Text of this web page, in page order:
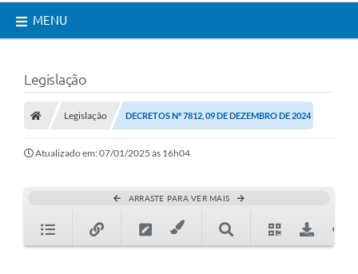
MENU
Legislação
Legislação DECRETOS Nº 7812, 09 DE DEZEMBRO DE 2024
Atualizado em: 07/01/2025 às 16h04
ARRASTE PARA VER MAIS